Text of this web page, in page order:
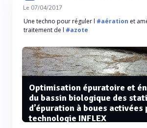
Le 07/04/2017
Une techno pour réguler l #aération et
traitement de l #azote
Optimisation épuratoire et
du bassin biologique des
d’épuration à boues activées
technologie INFLEX